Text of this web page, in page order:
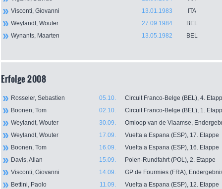
Visconti, Giovanni
13.01.1983
ITA
Weylandt, Wouter
27.09.1984
BEL
Wynants, Maarten
13.05.1982 BEL
Erfolge 2008
Rosseler, Sebastien Circuit Franco-Belge (BEL), 4.
05.10.
Boonen, Tom
Circuit Franco-Belge (BEL), 1.
02.10.
Weylandt, Wouter
Omloop van de Vlaamse,
30.09.
Weylandt, Wouter
Vuelta a Espana (ESP), 17. Etappe
17.09.
Boonen, Tom
Vuelta a Espana (ESP), 16. Etappe
16.09.
Davis, Allan
Polen-Rundfahrt (POL), 2. Etappe
15.09.
Visconti, Giovanni
GP de Fourmies (FRA),
14.09.
Bettini, Paolo
Vuelta a Espana (ESP), 12. Etappe
11.09.